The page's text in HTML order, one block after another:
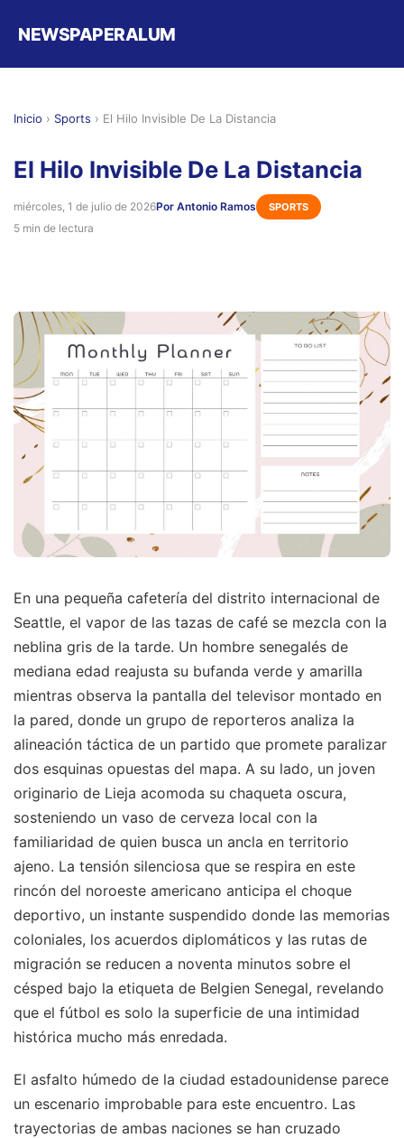
NEWSPAPERALUM
Inicio › Sports › El Hilo Invisible De La Distancia
El Hilo Invisible De La Distancia
miércoles, 1 de julio de 2026Por Antonio Ramos SPORTS
5 min de lectura
En una pequeña cafetería del distrito internacional de
Seattle, el vapor de las tazas de café se mezcla con la
neblina gris de la tarde. Un hombre senegalés de
mediana edad reajusta su bufanda verde y amarilla
mientras observa la pantalla del televisor montado en
la pared, donde un grupo de reporteros analiza la
alineación táctica de un partido que promete paralizar
dos esquinas opuestas del mapa. A su lado, un joven
originario de Lieja acomoda su chaqueta oscura,
sosteniendo un vaso de cerveza local con la
familiaridad de quien busca un ancla en territorio
ajeno. La tensión silenciosa que se respira en este
rincón del noroeste americano anticipa el choque
deportivo, un instante suspendido donde las memorias
coloniales, los acuerdos diplomáticos y las rutas de
migración se reducen a noventa minutos sobre el
césped bajo la etiqueta de Belgien Senegal, revelando
que el fútbol es solo la superficie de una intimidad
histórica mucho más enredada.
El asfalto húmedo de la ciudad estadounidense parece
un escenario improbable para este encuentro. Las
trayectorias de ambas naciones se han cruzado